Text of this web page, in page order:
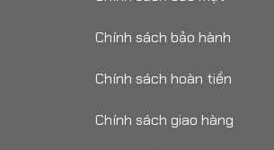
Chính sách bảo hành
Chính sách hoàn tiền
Chính sách giao hàng